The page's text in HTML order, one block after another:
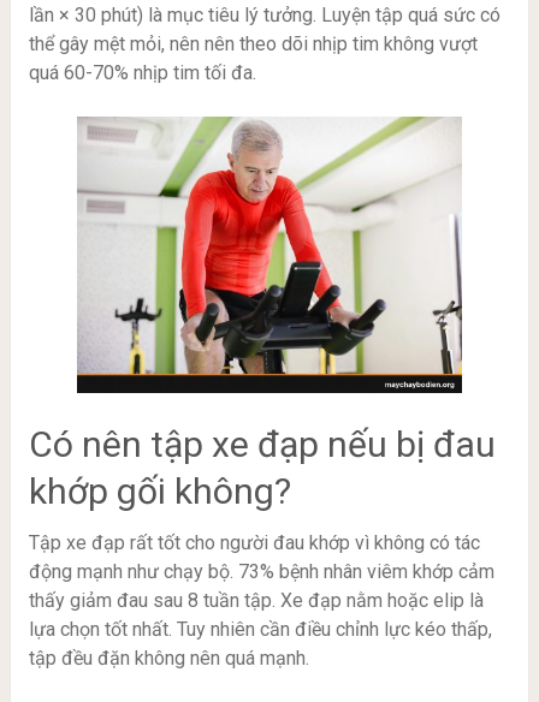
lần × 30 phút) là mục tiêu lý tưởng. Luyện tập quá sức có
thể gây mệt mỏi, nên nên theo dõi nhịp tim không vượt
quá 60-70% nhịp tim tối đa.
Có nên tập xe đạp nếu bị đau
khớp gối không?
Tập xe đạp rất tốt cho người đau khớp vì không có tác
động mạnh như chạy bộ. 73% bệnh nhân viêm khớp cảm
thấy giảm đau sau 8 tuần tập. Xe đạp nằm hoặc elip là
lựa chọn tốt nhất. Tuy nhiên cần điều chỉnh lực kéo thấp,
tập đều đặn không nên quá mạnh.